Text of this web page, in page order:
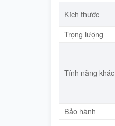
Kích thước
Trọng lượng
Tính năng khác
Bảo hành